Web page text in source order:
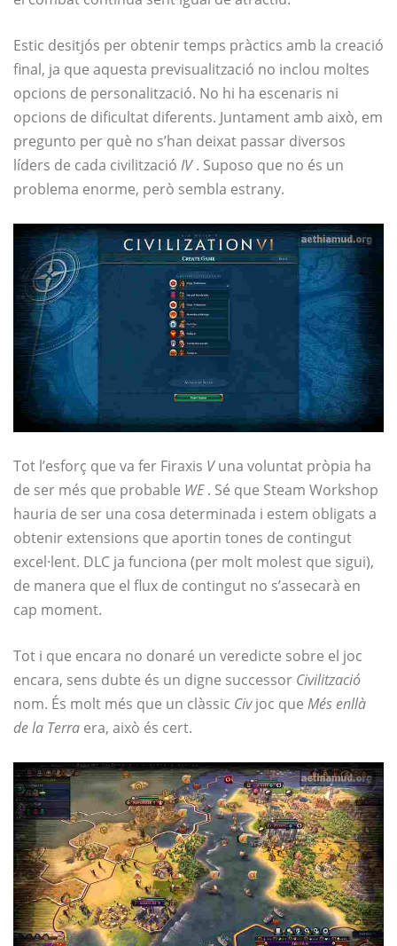
Estic desitjós per obtenir temps pràctics amb la creació
final, ja que aquesta previsualització no inclou moltes
opcions de personalització. No hi ha escenaris ni
opcions de dificultat diferents. Juntament amb això, em
pregunto per què no s’han deixat passar diversos
líders de cada civilització IV. Suposo que no és un
problema enorme, però sembla estrany.
Tot l’esforç que va fer Firaxis Vuna voluntat pròpia ha
de ser més que probable WE. Sé que Steam Workshop
hauria de ser una cosa determinada i estem obligats a
obtenir extensions que aportin tones de contingut
excel·lent. DLC ja funciona (per molt molest que sigui),
de manera que el flux de contingut no s’assecarà en
cap moment.
Tot i que encara no donaré un veredicte sobre el joc
encara, sens dubte és un digne successor Civilització
nom. És molt més que un clàssic Civjoc que Més enllà
de la Terra era, això és cert.